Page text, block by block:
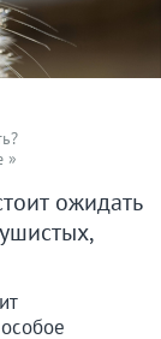
»
ожидать